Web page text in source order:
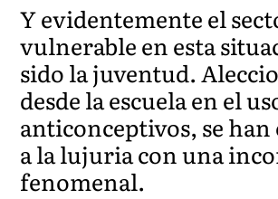
Y evidentemente el
vulnerable en esta
sido la juventud.
desde la escuela en el
anticonceptivos, se
a la lujuria con una
fenomenal.